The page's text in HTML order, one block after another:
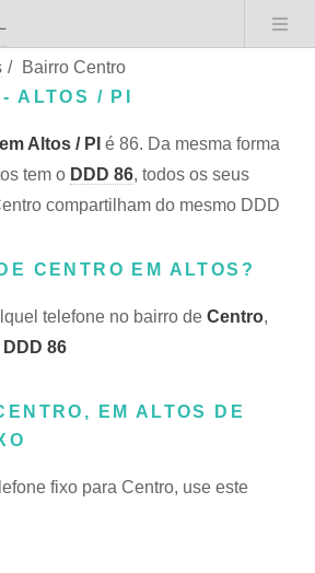
/
Bairro Centro
ALTOS / PI
Altos / PI é 86. Da mesma forma
tem o DDD 86, todos os seus
compartilham do mesmo DDD
CENTRO EM ALTOS?
telefone no bairro de Centro,
DDD 86
EM ALTOS DE
fixo para Centro, use este